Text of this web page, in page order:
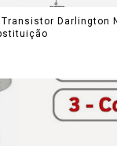
Darlington